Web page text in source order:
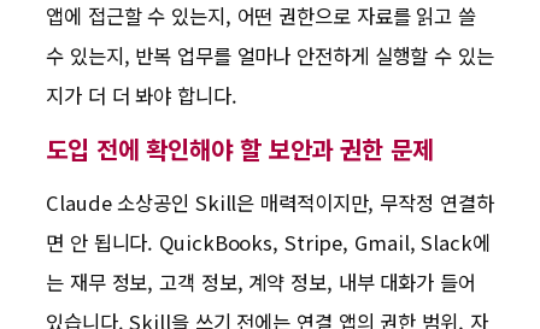
앱에 접근할 수 있는지, 어떤 권한으로 자료를 읽고 쓸
수 있는지, 반복 업무를 얼마나 안전하게 실행할 수 있는
지가 더 더 봐야 합니다.
도입 전에 확인해야 할 보안과 권한 문제
Claude 소상공인 Skill은 매력적이지만, 무작정 연결하
면 안 됩니다. QuickBooks, Stripe, Gmail, Slack에
는 재무 정보, 고객 정보, 계약 정보, 내부 대화가 들어
있습니다. Skill을 쓰기 전에는 연결 앱의 권한 범위, 자